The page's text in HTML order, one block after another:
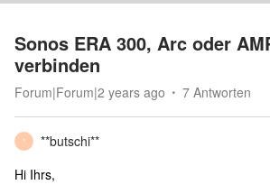
Sonos ERA 300, Arc oder
verbinden
Forum|Forum|2 years ago 7 Antworten
*
**butschi**
Hi Ihrs,